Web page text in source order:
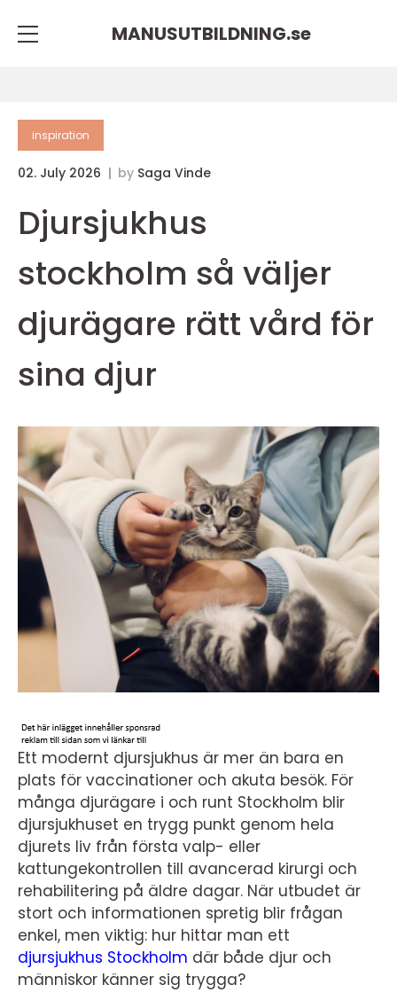
MANUSUTBILDNING.se
inspiration
02. July 2026 by Saga Vinde
Djursjukhus
stockholm så väljer
djurägare rätt vård för
sina djur
Ett modernt djursjukhus är mer än bara en
plats för vaccinationer och akuta besök. För
många djurägare i och runt Stockholm blir
djursjukhuset en trygg punkt genom hela
djurets liv från första valp- eller
kattungekontrollen till avancerad kirurgi och
rehabilitering på äldre dagar. När utbudet är
stort och informationen spretig blir frågan
enkel, men viktig: hur hittar man ett
djursjukhus Stockholm där både djur och
människor känner sig trygga?